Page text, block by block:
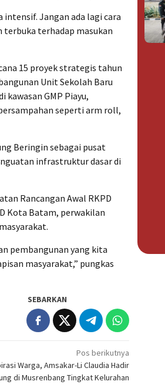
intensif. Jangan ada lagi cara
terhadap masukan
15 proyek strategis tahun
Unit Sekolah Baru
kawasan GMP Piayu,
seperti arm roll,
Beringin sebagai pusat
infrastruktur dasar di
Rancangan Awal RKPD
Kota Batam, perwakilan
pembangunan yang kita
masyarakat,” pungkas
SEBARKAN
Pos berikutnya
Warga, Amsakar-Li Claudia Hadir
di Musrenbang Tingkat Kelurahan